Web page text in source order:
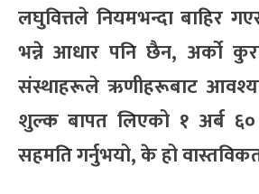
लघुवित्तले नियमभन्दा बाहिर
भन्ने आधार पनि छैन, अर्को कुरा
संस्थाहरूले ऋणीहरूबाट
शुल्क बापत लिएको १ अर्ब ६०
सहमति गर्नुभयो, के हो